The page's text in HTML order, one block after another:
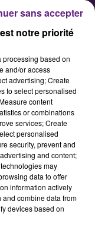
d'Or ce
de la
à Saint-
il sera
notre priorité
based on
and/or access
advertising; Create
to select personalised
content
or combinations
services; Create
personalised
security, prevent and
and content;
may
data to offer
information actively
combine data from
devices based on
sans accepter